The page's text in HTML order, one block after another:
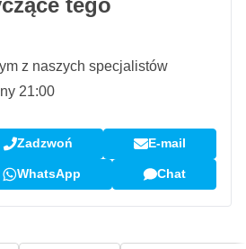
tego
z naszych specjalistów
21:00
Zadzwoń E-mail
WhatsApp Chat